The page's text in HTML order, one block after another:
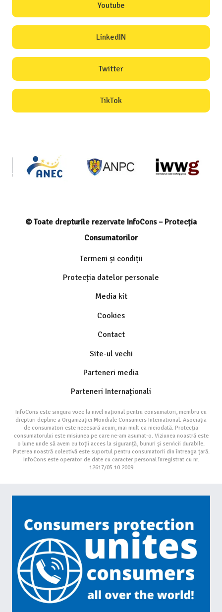
Youtube
LinkedIN
Twitter
TikTok
© Toate drepturile rezervate InfoCons – Protecția
Consumatorilor
Termeni și condiții
Protecția datelor personale
Media kit
Cookies
Contact
Site-ul vechi
Parteneri media
Parteneri Internaționali
InfoCons este singura voce la nivel național pentru consumatori, membru cu
drepturi depline a Organizației Mondiale Consumers International. Asociația
de consumatori este necesară acum, mai mult ca niciodată. Protecția
consumatorului este misiunea pe care ne-am asumat-o. Viziunea noastră este
o lume unde să avem cu toții acces la siguranță, bunuri și servicii durabile.
Puterea noastră colectivă este suportul pentru consumatorii din întreaga țară.
InfoCons este operator de date cu caracter personal înregistrat cu nr.
12617/05.10.2009